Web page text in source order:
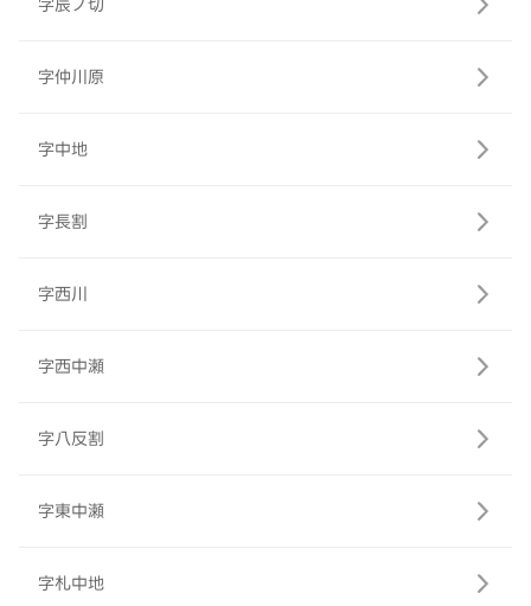
字仲川原
字中地
字長割
字西川
字西中瀬
字八反割
字東中瀬
字札中地